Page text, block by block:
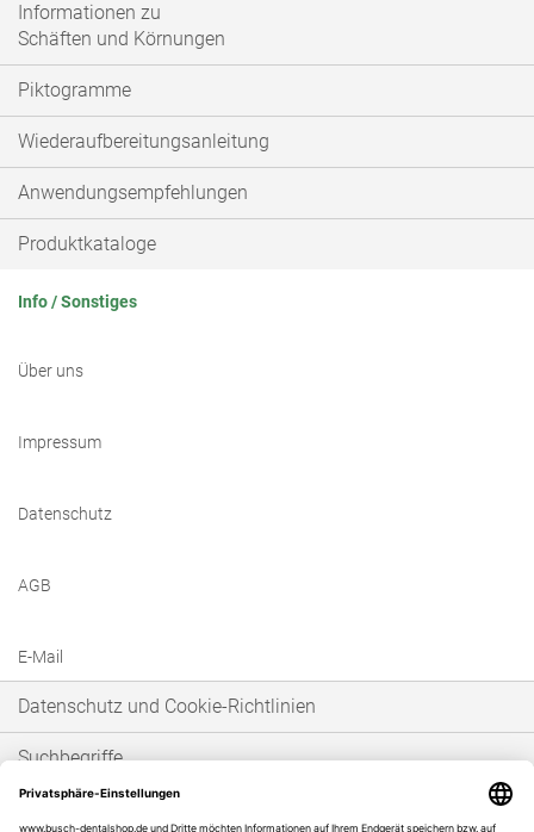
Informationen zu
Schäften und Körnungen
Piktogramme
Wiederaufbereitungsanleitung
Anwendungsempfehlungen
Produktkataloge
Info / Sonstiges
Über uns
Impressum
Datenschutz
AGB
E-Mail
Datenschutz und Cookie-Richtlinien
Suchbegriffe